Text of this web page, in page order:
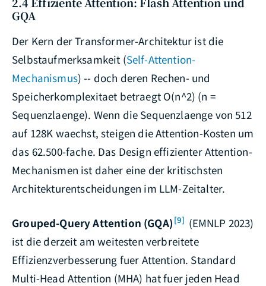
GQA
Der Kern der Transformer-Architektur ist die
Selbstaufmerksamkeit (Self-Attention-
Mechanismus) -- doch deren Rechen- und
Speicherkomplexitaet betraegt O(n^2) (n =
Sequenzlaenge). Wenn die Sequenzlaenge von 512
auf 128K waechst, steigen die Attention-Kosten um
das 62.500-fache. Das Design effizienter Attention-
Mechanismen ist daher eine der kritischsten
Architekturentscheidungen im LLM-Zeitalter.
Grouped-Query Attention (GQA) [9] (EMNLP 2023)
ist die derzeit am weitesten verbreitete
Effizienzverbesserung fuer Attention. Standard
Multi-Head Attention (MHA) hat fuer jeden Head